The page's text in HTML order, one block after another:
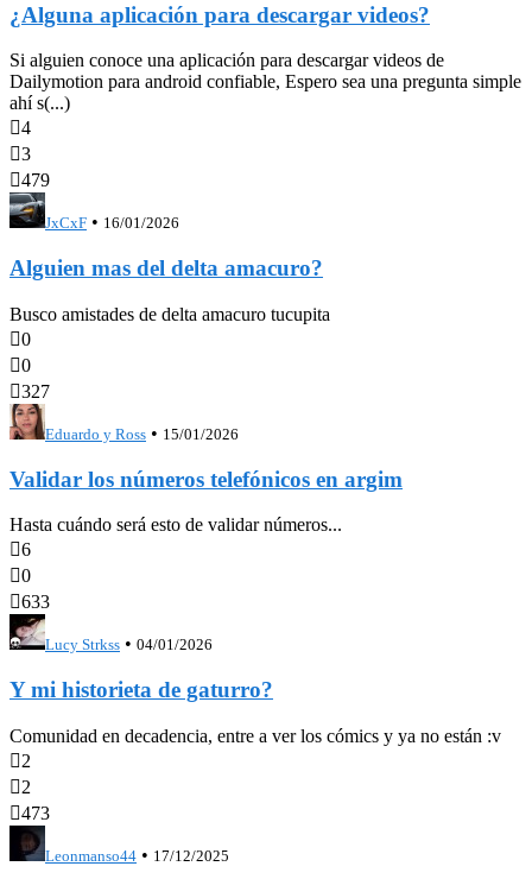
¿Alguna aplicación para descargar videos?
Si alguien conoce una aplicación para descargar videos de
Dailymotion para android confiable, Espero sea una pregunta simple
ahí s(...)
4
3
479
JxCxF • 16/01/2026
Alguien mas del delta amacuro?
Busco amistades de delta amacuro tucupita
0
0
327
Eduardo y Ross • 15/01/2026
Validar los números telefónicos en argim
Hasta cuándo será esto de validar números...
6
0
633
Lucy Strkss • 04/01/2026
Y mi historieta de gaturro?
Comunidad en decadencia, entre a ver los cómics y ya no están :v
2
2
473
Leonmanso44 • 17/12/2025